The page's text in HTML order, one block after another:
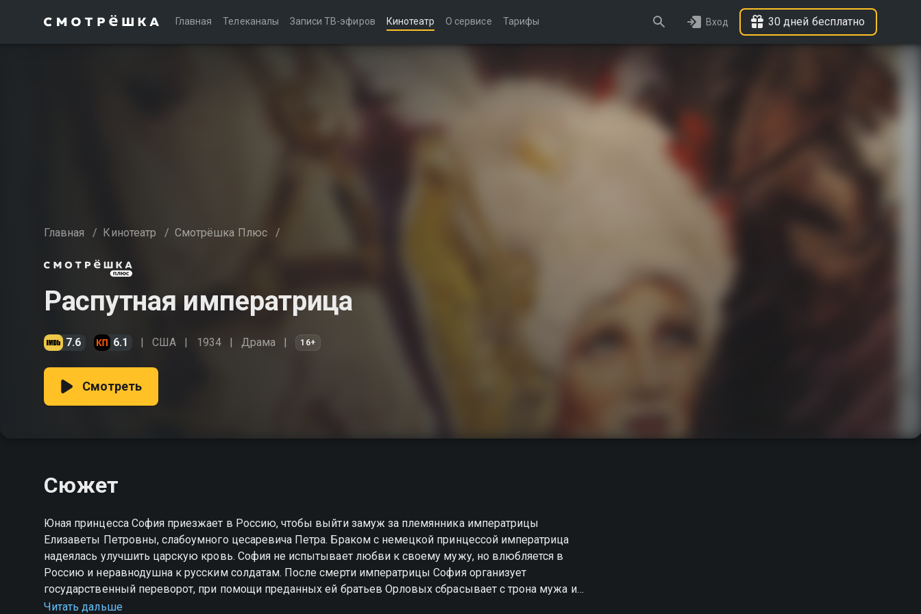
Главная Телеканалы Записи ТВ-эфиров Кинотеатр О сервисе Тарифы Вход 30 дней бесплатно
Главная / Кинотеатр / Смотрёшка Плюс /
Распутная императрица
7.6 6.1 США 1934 Драма 16+
Смотреть
Сюжет
Юная принцесса София приезжает в Россию, чтобы выйти замуж за племянника императрицы
Елизаветы Петровны, слабоумного цесаревича Петра. Браком с немецкой принцессой императрица
надеялась улучшить царскую кровь. София не испытывает любви к своему мужу, но влюбляется в
Россию и неравнодушна к русским солдатам. После смерти императрицы София организует
государственный переворот, при помощи преданных ей братьев Орловых сбрасывает с трона мужа и
становится императрицей Екатериной, полновластной владычицей России.
Читать дальше